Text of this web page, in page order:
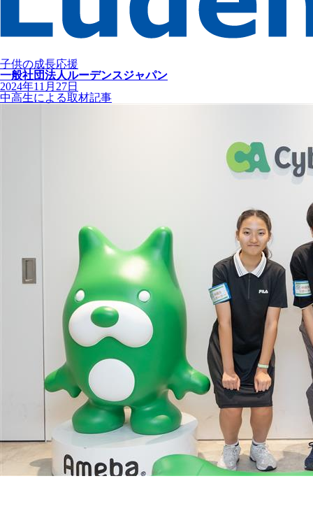
子供の成長応援
一般社団法人ルーデンスジャパン
2024年11月27日
中高生による取材記事